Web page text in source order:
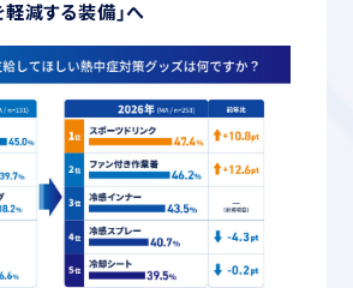
軽減する装備」へ